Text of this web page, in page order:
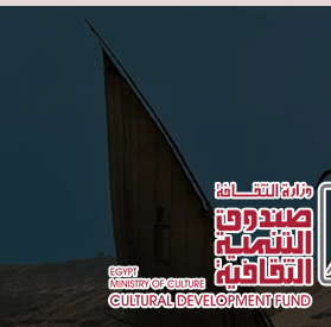
Skip to main content